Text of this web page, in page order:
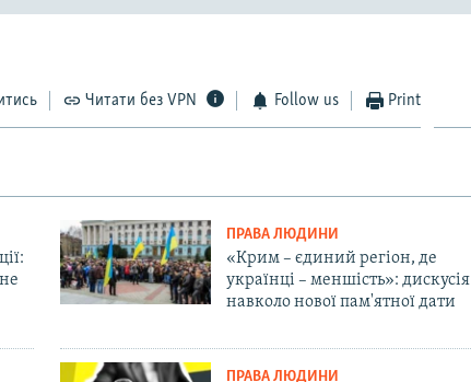
Читати без VPN Follow us Print
ПРАВА ЛЮДИНИ
«Крим – єдиний регіон, де
українці – меншість»: дискусія
навколо нової пам'ятної дати
ПРАВА ЛЮДИНИ